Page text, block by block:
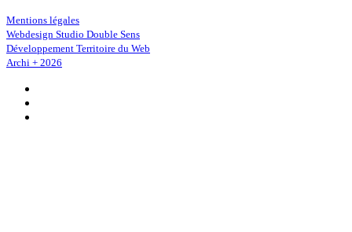
Mentions légales
Webdesign Studio Double Sens
Développement Territoire du Web
Archi + 2026